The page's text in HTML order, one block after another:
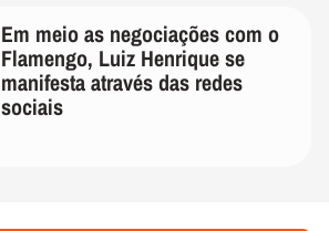
Em meio as negociações com o
Flamengo, Luiz Henrique se
manifesta através das redes
sociais